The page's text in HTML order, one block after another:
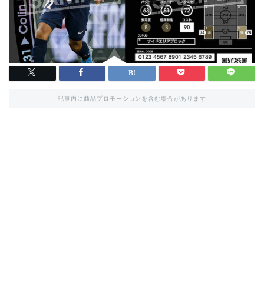
記事内に商品プロモーションを含む場合があります